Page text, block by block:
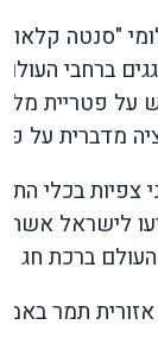
"סנטה
ברחבי
פטריית
מדברית על
צפיות בכלי
ברכת חג
תמר